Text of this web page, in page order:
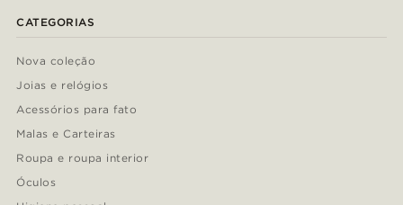
CATEGORIAS
Nova coleção
Joias e relógios
Acessórios para fato
Malas e Carteiras
Roupa e roupa interior
Óculos